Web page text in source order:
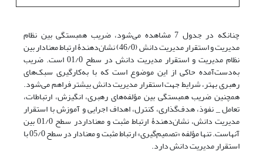
چنانکه در جدول 7 مشاهده می‌شود، ضریب همبستگی بین نظام
مدیریت و استقرار مدیریت دانش (46/0) نشان‌دهندۀ ارتباط معنا‌دار بین
نظام مدیریت و استقرار مدیریت دانش در سطح 01/0 است. ضریب
به‌دست‌آمده حاکی از این موضوع است که با به‌کارگیری سبک‌های
رهبری بهتر، شرایط جهت استقرار مدیریت دانش بیشتر فراهم می‌شود.
همچنین ضریب همبستگی بین مؤلفه‌های رهبری، انگیزش، ارتباطات،
تعامل _ نفوذ، هدف‌گذاری، کنترل، اهداف اجرایی و آموزش با استقرار
مدیریت دانش، نشان‌دهندۀ ارتباط مثبت و معناداردر سطح 01/0 بین
آنهاست. تنها مؤلفه «تصمیم‌گیری» ارتباط مثبت و معنادار در سطح 05/0 با
استقرار مدیریت دانش دارد.